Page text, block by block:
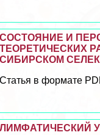
СОСТОЯНИЕ И
ТЕОРЕТИЧЕСКИХ
СИБИРСКОМ
Статья в формате
ЛИМФАТИЧЕСКИЙ